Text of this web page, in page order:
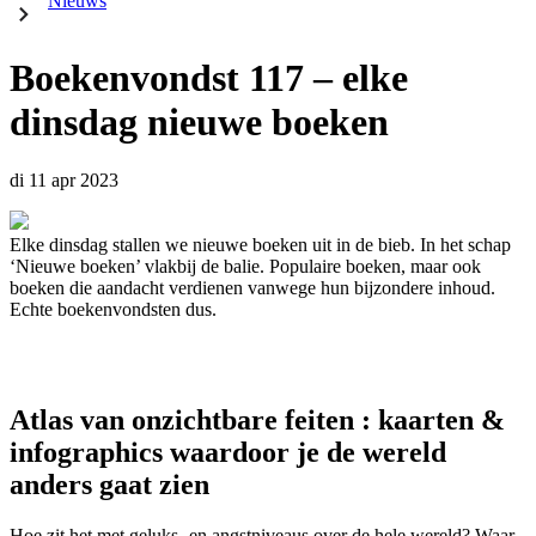
Boekenvondst 117 – elke
dinsdag nieuwe boeken
di 11 apr 2023
Elke dinsdag stallen we nieuwe boeken uit in de bieb. In het schap
‘Nieuwe boeken’ vlakbij de balie. Populaire boeken, maar ook
boeken die aandacht verdienen vanwege hun bijzondere inhoud.
Echte boekenvondsten dus.
Atlas van onzichtbare feiten : kaarten &
infographics waardoor je de wereld
anders gaat zien